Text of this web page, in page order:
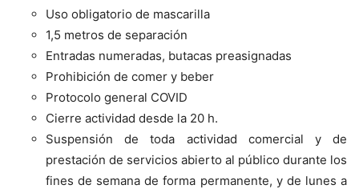
Uso obligatorio de mascarilla
1,5 metros de separación
Entradas numeradas, butacas preasignadas
Prohibición de comer y beber
Protocolo general COVID
Cierre actividad desde la 20 h.
Suspensión de toda actividad comercial y de
prestación de servicios abierto al público durante los
fines de semana de forma permanente, y de lunes a